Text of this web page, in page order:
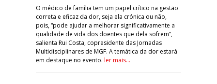
O médico de família tem um papel crítico na gestão
correta e eficaz da dor, seja ela crónica ou não,
pois, “pode ajudar a melhorar significativamente a
qualidade de vida dos doentes que dela sofrem”,
salienta Rui Costa, copresidente das Jornadas
Multidisciplinares de MGF. A temática da dor estará
em destaque no evento. ler mais...